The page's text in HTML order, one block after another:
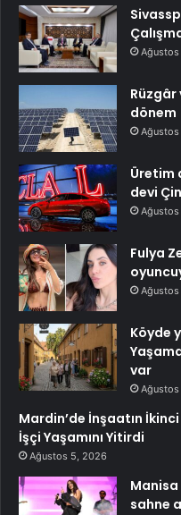
Rüzgâr
dönem
Üretim
devi
Fulya
Köyde
var
Mardin’de İnşaatın
İşçi Yaşamını Yitirdi
Ağustos 5, 2026
Manisa
sahne